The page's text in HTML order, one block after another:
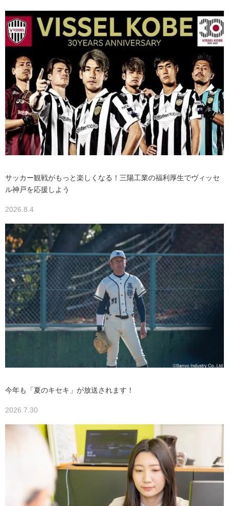
サッカー観戦がもっと楽しくなる！三陽工業の福利厚生でヴィッセ
ル神戸を応援しよう
2026.8.4
今年も「夏のキセキ」が放送されます！
2026.7.30